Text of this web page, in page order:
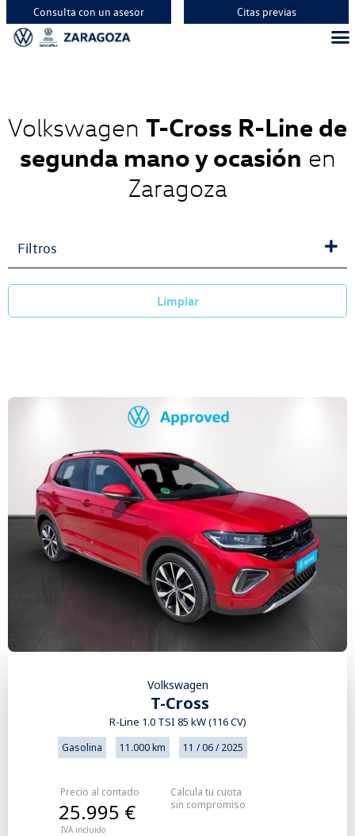
Consulta con un asesor Citas previas
Volkswagen T-Cross R-Line de
segunda mano y ocasión en
Zaragoza
Filtros
Limpiar
Volkswagen
T-Cross
R-Line 1.0 TSI 85 kW (116 CV)
Gasolina 11.000 km 11 / 06 / 2025
Precio al contado
IVA incluido
25.995 €
Calcula tu cuota
sin compromiso